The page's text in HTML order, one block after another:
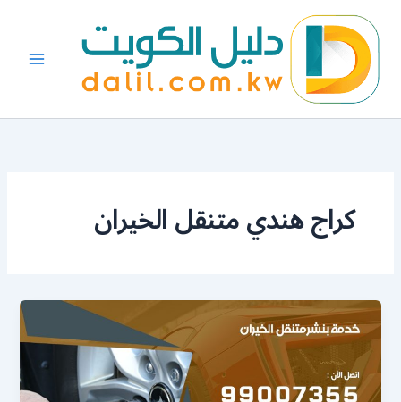
المحتوى
كراج هندي متنقل الخيران